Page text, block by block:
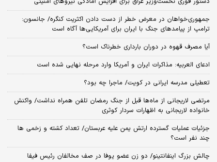
جمهوری‌خواهان در معرض خطر از دست دادن اکثریت کنگره/ جانسون:
ترامپ از پیامدهای جنگ با ایران برای آمریکایی‌ها آگاه است
آیا مصرف قهوه در دوران بارداری خطرناک است؟
ادعای العربیه: مذاکرات ایران و آمریکا وارد مرحله نهایی شده است
تعطیلی مدرسه ایرانی در کویت/ ماجرا چه بود؟
مرتضی لاریجانی از ماه‌ها قبل از جنگ رمضان تلفن همراه نداشت/ واکنش
خانواده لاریجانی به اظهارات سردار کوثری
جزئیات عملیات گسترده ارتش یمن علیه عربستان/ تعداد کشته و زخمی ها
چند نفر است؟
چالش بزرگ اینفانتینو/ دو زن عضو یوفا در صف مخالفان رئیس فیفا